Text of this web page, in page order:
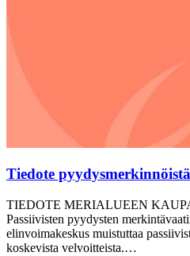
Tiedote pyydysmerkinnöistä
TIEDOTE MERIALUEEN
Passiivisten pyydysten
elinvoimakeskus muistuttaa
koskevista velvoitteista.…